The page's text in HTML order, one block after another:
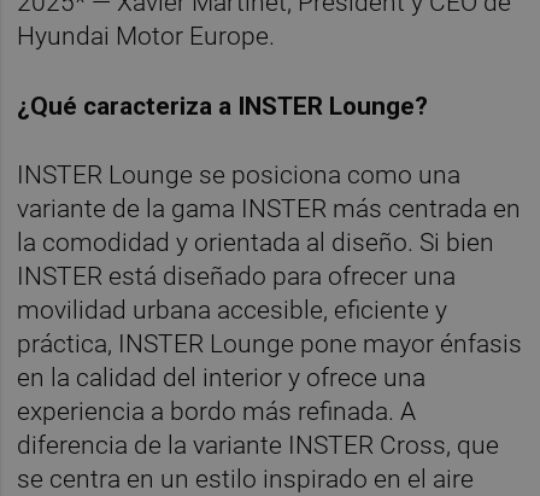
Hyundai Motor Europe.
¿Qué caracteriza a INSTER Lounge?
INSTER Lounge se posiciona como una
variante de la gama INSTER más centrada en
la comodidad y orientada al diseño. Si bien
INSTER está diseñado para ofrecer una
movilidad urbana accesible, eficiente y
práctica, INSTER Lounge pone mayor énfasis
en la calidad del interior y ofrece una
experiencia a bordo más refinada. A
diferencia de la variante INSTER Cross, que
se centra en un estilo inspirado en el aire